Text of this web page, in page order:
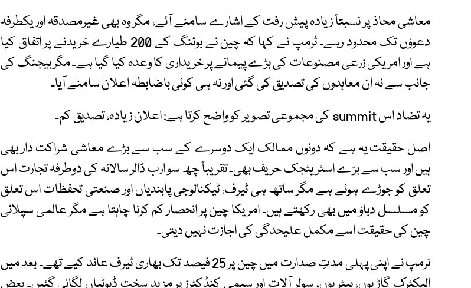
معاشی محاذ پر نسبتاً زیادہ پیش رفت کے اشارے سامنے آئے، مگر وہ بھی غیرمصدقہ اور یکطرفہ
دعوؤں تک محدود رہے۔ ٹرمپ نے کہا کہ چین نے بوئنگ کے 200 طیارے خریدنے پر اتفاق کیا
ہے اور امریکی زرعی مصنوعات کی بڑے پیمانے پر خریداری کا وعدہ کیا گیا ہے۔ مگر بیجنگ کی
جانب سے نہ ان معاہدوں کی تصدیق کی گئی اور نہ ہی کوئی باضابطہ اعلان سامنے آیا۔
یہ تضاد اس summit کی مجموعی تصویر کو واضح کرتا ہے: اعلان زیادہ، تصدیق کم۔
اصل حقیقت یہ ہے کہ دونوں ممالک ایک دوسرے کے سب سے بڑے معاشی شراکت دار بھی
ہیں اور سب سے بڑے اسٹریٹجک حریف بھی۔ تقریباً چھ سو ارب ڈالر سالانہ کی دوطرفہ تجارت اس
تعلق کو جوڑے ہوئے ہے مگر ساتھ ہی ٹیرف، ٹیکنالوجی پابندیاں اور صنعتی تحفظات اس تعلق
کو مسلسل دباؤ میں بھی رکھتے ہیں۔ امریکا چین پر انحصار کم کرنا چاہتا ہے مگر عالمی سپلائی
چین کی حقیقت اسے مکمل علیحدگی کی اجازت نہیں دیتی۔
ٹرمپ نے اپنی پہلی مدتِ صدارت میں چین پر 25 فیصد تک بھاری ٹیرف عائد کیے تھے۔ بعد میں